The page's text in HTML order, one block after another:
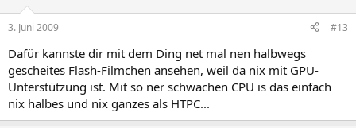
3. Juni 2009 #13
Dafür kannste dir mit dem Ding net mal nen halbwegs
gescheites Flash-Filmchen ansehen, weil da nix mit GPU-
Unterstützung ist. Mit so ner schwachen CPU is das einfach
nix halbes und nix ganzes als HTPC...